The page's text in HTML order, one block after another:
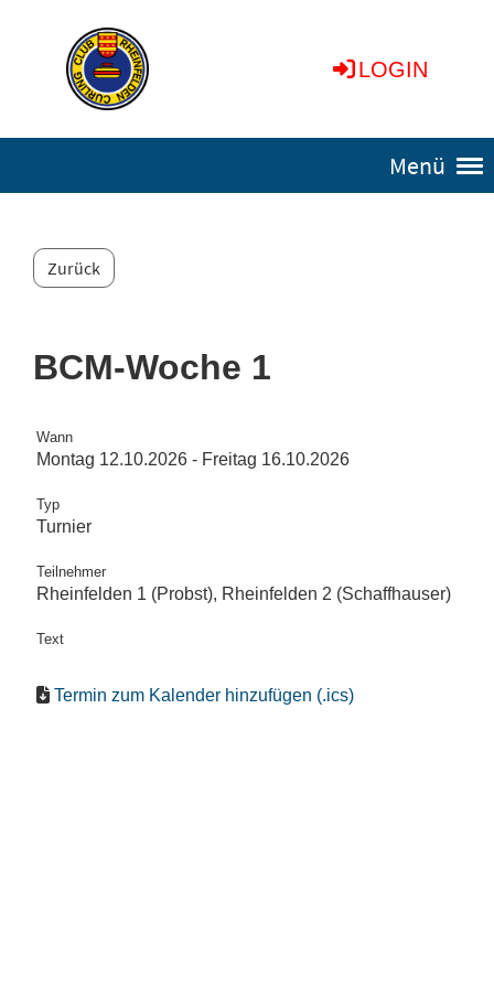
LOGIN
Menü
Zurück
BCM-Woche 1
Wann
Montag 12.10.2026 - Freitag 16.10.2026
Typ
Turnier
Teilnehmer
Rheinfelden 1 (Probst), Rheinfelden 2 (Schaffhauser)
Text
Termin zum Kalender hinzufügen (.ics)